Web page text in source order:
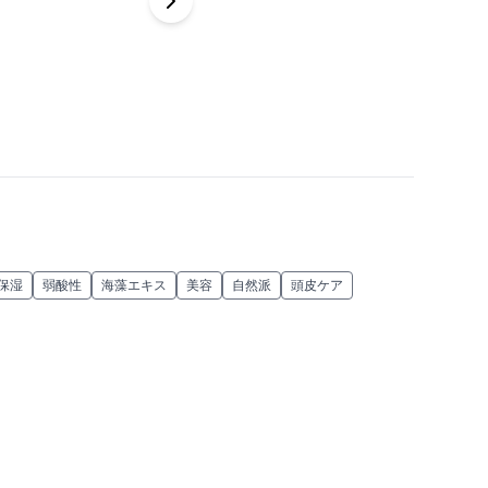
湿 弱酸性 海藻エキス 美容 自然派 頭皮ケア